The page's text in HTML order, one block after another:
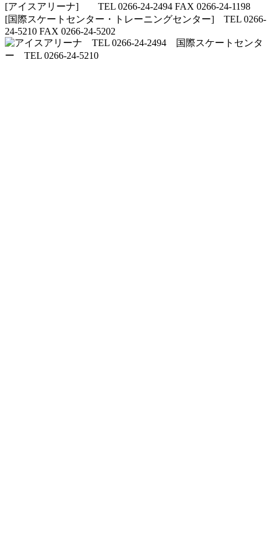
[アイスアリーナ] TEL 0266-24-2494 FAX 0266-24-1198
[国際スケートセンター・トレーニングセンター] TEL 0266-
24-5210 FAX 0266-24-5202